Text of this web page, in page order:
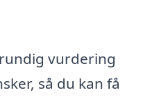
vurdering
så du kan få